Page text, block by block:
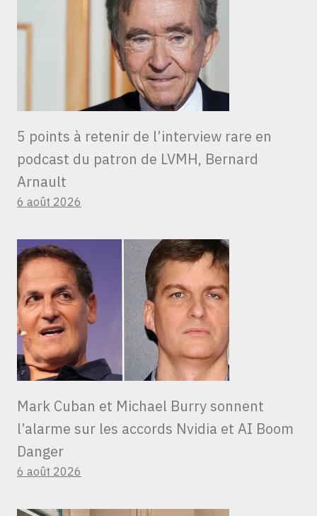
5 points à retenir de l’interview rare en
podcast du patron de LVMH, Bernard
Arnault
6 août 2026
Mark Cuban et Michael Burry sonnent
l’alarme sur les accords Nvidia et AI Boom
Danger
6 août 2026